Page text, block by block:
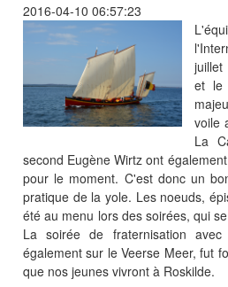
2016-04-10 06:57:23
juillet
et le
voile
La
second Eugène Wirtz ont
pour le moment. C'est donc un
pratique de la yole. Les noeuds,
été au menu lors des soirées, qui
La soirée de fraternisation
également sur le Veerse Meer, fut
que nos jeunes vivront à Roskilde.